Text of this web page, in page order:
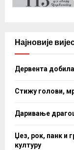
Најновије
Дервента
Стижу голови,
Даривање
Џез, рок, панк и
културу